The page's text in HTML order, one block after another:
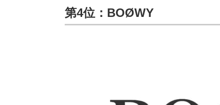
第4位：BOØWY